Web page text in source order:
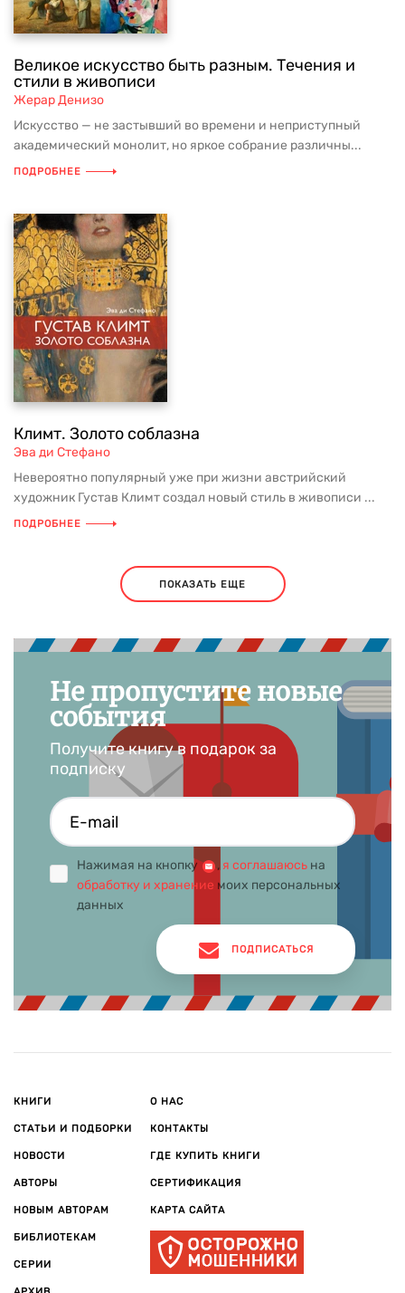
Великое искусство быть разным. Течения и
стили в живописи
Жерар Денизо
Искусство — не застывший во времени и неприступный
академический монолит, но яркое собрание различны...
ПОДРОБНЕЕ
Климт. Золото соблазна
Эва ди Стефано
Невероятно популярный уже при жизни австрийский
художник Густав Климт создал новый стиль в живописи ...
ПОДРОБНЕЕ
ПОКАЗАТЬ ЕЩЕ
Не пропустите новые
события
Получите книгу в подарок за
подписку
Нажимая на кнопку , я соглашаюсь на
обработку и хранение моих персональных
данных
ПОДПИСАТЬСЯ
КНИГИ
СТАТЬИ И ПОДБОРКИ
НОВОСТИ
АВТОРЫ
НОВЫМ АВТОРАМ
БИБЛИОТЕКАМ
СЕРИИ
О НАС
КОНТАКТЫ
ГДЕ КУПИТЬ КНИГИ
СЕРТИФИКАЦИЯ
КАРТА САЙТА